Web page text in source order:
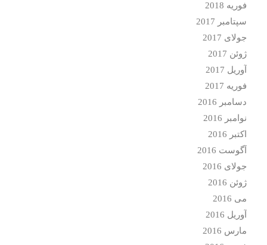
فوریه 2018
سپتامبر 2017
جولای 2017
ژوئن 2017
آوریل 2017
فوریه 2017
دسامبر 2016
نوامبر 2016
اکتبر 2016
آگوست 2016
جولای 2016
ژوئن 2016
می 2016
آوریل 2016
مارس 2016